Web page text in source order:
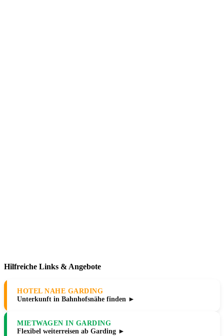
Hilfreiche Links & Angebote
HOTEL NAHE GARDING
Unterkunft in Bahnhofsnähe finden ►
MIETWAGEN IN GARDING
Flexibel weiterreisen ab Garding ►